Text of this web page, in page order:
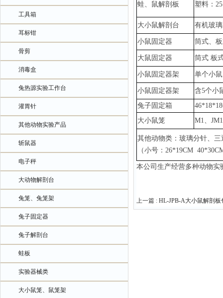
工具箱
耳标钳
骨剪
消毒盒
兔热源实验工作台
灌胃针
其他动物实验产品
斩鼠器
电子秤
大动物解剖台
兔笼、兔笼架
兔子固定器
兔子解剖台
蛙板
实验器械类
大小鼠笼、鼠笼架
蛙、鼠解剖板 塑料：
大小鼠解剖台 有机玻
小鼠固定器 筒式、
大鼠固定器 筒式 板
小鼠固定器架 单个小
小鼠固定器架 含5个小
兔子固定箱
大小鼠笼
M1、
其他动物类：玻璃分针、
（小号： 26*19CM
本公司生产经营多种动物
上一篇 : HL-JPB-A大小鼠解剖板